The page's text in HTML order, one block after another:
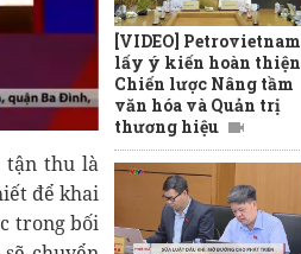
tận thu là
để khai
trong bối
[VIDEO] Petrovietnam
lấy ý kiến hoàn thiện
Chiến lược Nâng tầm
văn hóa và Quản trị
thương hiệu